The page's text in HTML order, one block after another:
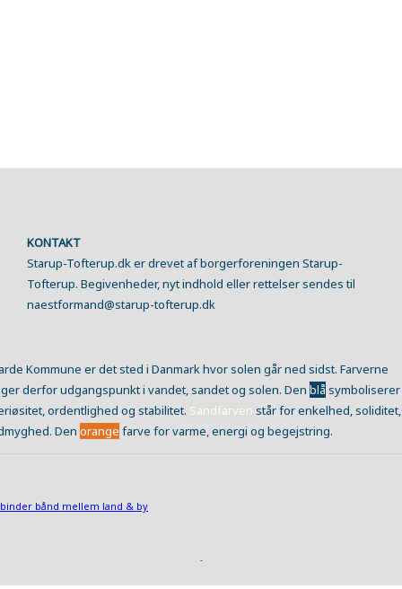
KONTAKT
Starup-Tofterup.dk er drevet af borgerforeningen Starup-
Tofterup. Begivenheder, nyt indhold eller rettelser sendes til
naestformand@starup-tofterup.dk
Kommune er det sted i Danmark hvor solen går ned sidst. Farverne
derfor udgangspunkt i vandet, sandet og solen. Den blå symboliserer
ordentlighed og stabilitet. Sandfarven står for enkelhed, soliditet,
Den orange farve for varme, energi og begejstring.
binder bånd mellem land & by
-